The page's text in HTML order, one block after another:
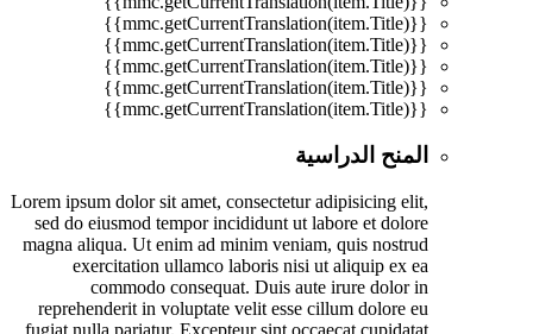
{{mmc.getCurrentTranslation(item.Title)}}
{{mmc.getCurrentTranslation(item.Title)}}
{{mmc.getCurrentTranslation(item.Title)}}
{{mmc.getCurrentTranslation(item.Title)}}
{{mmc.getCurrentTranslation(item.Title)}}
المنح الدراسية
Lorem ipsum dolor sit amet, consectetur adipisicing elit,
sed do eiusmod tempor incididunt ut labore et dolore
magna aliqua. Ut enim ad minim veniam, quis nostrud
exercitation ullamco laboris nisi ut aliquip ex ea
commodo consequat. Duis aute irure dolor in
reprehenderit in voluptate velit esse cillum dolore eu
fugiat nulla pariatur. Excepteur sint occaecat cupidatat